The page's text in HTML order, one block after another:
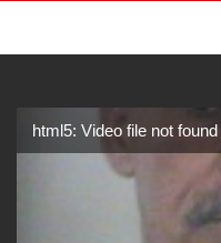
html5: Video file not found